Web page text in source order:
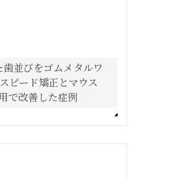
並びをゴムメタルワ
ピード矯正とマウス
で改善した症例